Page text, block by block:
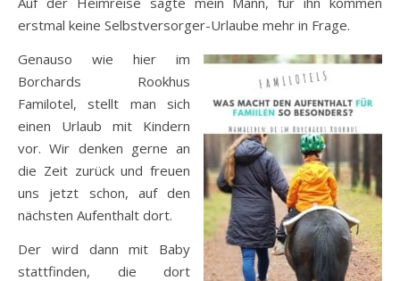
erstmal keine Selbstversorger-Urlaube mehr in Frage.
Genauso wie hier im
Borchards Rookhus
Familotel, stellt man sich
einen Urlaub mit Kindern
vor. Wir denken gerne an
die Zeit zurück und freuen
uns jetzt schon, auf den
nächsten Aufenthalt dort.
Der wird dann mit Baby
stattfinden, die dort